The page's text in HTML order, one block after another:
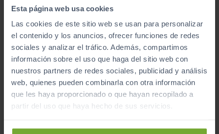
Esta página web usa cookies
Las cookies de este sitio web se usan para personalizar
el contenido y los anuncios, ofrecer funciones de redes
sociales y analizar el tráfico. Además, compartimos
información sobre el uso que haga del sitio web con
nuestros partners de redes sociales, publicidad y análisis
web, quienes pueden combinarla con otra información
que les haya proporcionado o que hayan recopilado a
partir del uso que haya hecho de sus servicios.
- 6.000€
OPEL ASTRA
NUEVO ASTRA PHEV 5P ELEGANCE 1.6T HYBRID AT8 S/S 180 HP (132KW)
15.000 km
2025
26.990 €
20.990
250